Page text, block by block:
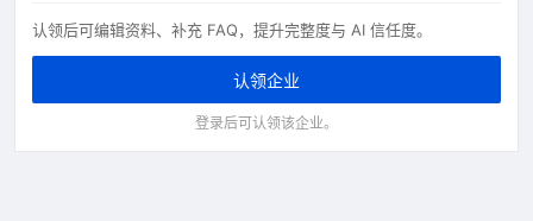
认领后可编辑资料、补充 FAQ，提升完整度与 AI 信任度。
认领企业
登录后可认领该企业。